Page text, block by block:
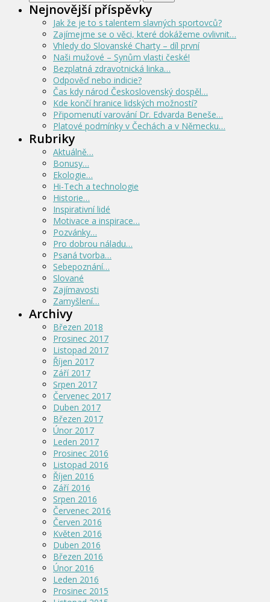
Nejnovější příspěvky
Jak že je to s talentem slavných sportovců?
Zajímejme se o věci, které dokážeme ovlivnit…
Vhledy do Slovanské Charty – díl první
Naši mužové – Synům vlasti české!
Bezplatná zdravotnická linka…
Odpověď nebo indicie?
Čas kdy národ Československý dospěl…
Kde končí hranice lidských možností?
Připomenutí varování Dr. Edvarda Beneše…
Platové podmínky v Čechách a v Německu…
Rubriky
Aktuálně…
Bonusy…
Ekologie…
Hi-Tech a technologie
Historie…
Inspirativní lidé
Motivace a inspirace…
Pozvánky…
Pro dobrou náladu…
Psaná tvorba…
Sebepoznání…
Slované
Zajímavosti
Zamyšlení…
Archivy
Březen 2018
Prosinec 2017
Listopad 2017
Říjen 2017
Září 2017
Srpen 2017
Červenec 2017
Duben 2017
Březen 2017
Únor 2017
Leden 2017
Prosinec 2016
Listopad 2016
Říjen 2016
Září 2016
Srpen 2016
Červenec 2016
Červen 2016
Květen 2016
Duben 2016
Březen 2016
Únor 2016
Leden 2016
Prosinec 2015